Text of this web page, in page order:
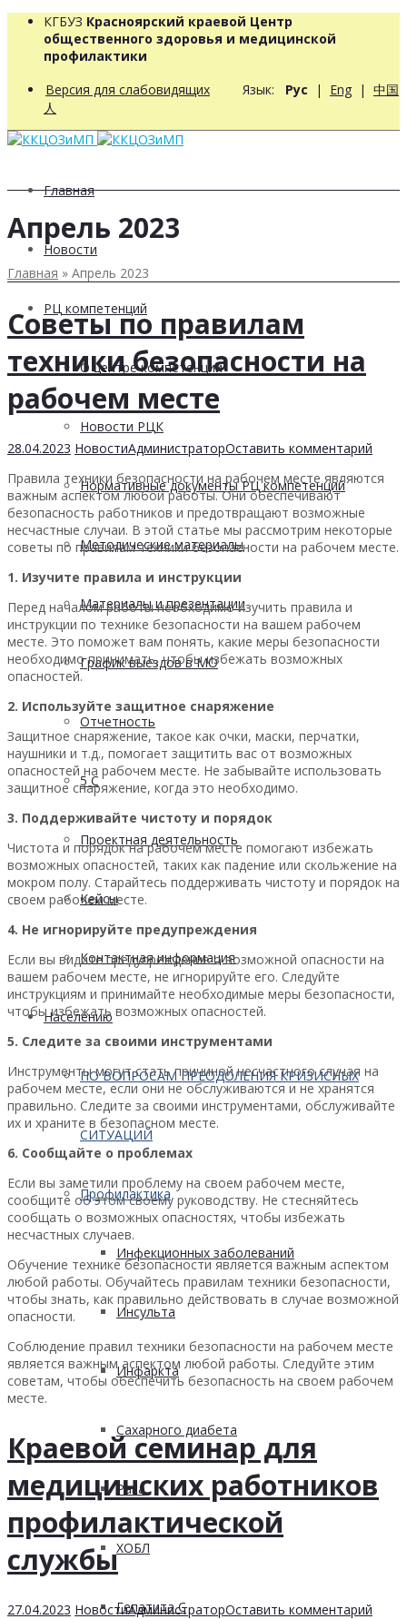
КГБУЗ Красноярский краевой Центр
общественного здоровья и медицинской
профилактики
Версия для слабовидящих Язык: Рус | Eng | 中国
人
Главная
Новости
РЦ компетенций
О центре компетенций
Новости РЦК
Нормативные документы РЦ компетенций
Методические материалы
Материалы и презентации
График выездов в МО
Отчетность
5 С
Проектная деятельность
Кейсы
Контактная информация
Населению
ПО ВОПРОСАМ ПРЕОДОЛЕНИЯ КРИЗИСНЫХ
СИТУАЦИЙ
Профилактика
Инфекционных заболеваний
Инсульта
Инфаркта
Сахарного диабета
Рака
ХОБЛ
Гепатита С
Апрель 2023
Главная » Апрель 2023
Советы по правилам
техники безопасности на
рабочем месте
28.04.2023 НовостиАдминистраторОставить комментарий
Правила техники безопасности на рабочем месте являются
важным аспектом любой работы. Они обеспечивают
безопасность работников и предотвращают возможные
несчастные случаи. В этой статье мы рассмотрим некоторые
советы по правилам техники безопасности на рабочем месте.
1. Изучите правила и инструкции
Перед началом работы необходимо изучить правила и
инструкции по технике безопасности на вашем рабочем
месте. Это поможет вам понять, какие меры безопасности
необходимо принимать, чтобы избежать возможных
опасностей.
2. Используйте защитное снаряжение
Защитное снаряжение, такое как очки, маски, перчатки,
наушники и т.д., помогает защитить вас от возможных
опасностей на рабочем месте. Не забывайте использовать
защитное снаряжение, когда это необходимо.
3. Поддерживайте чистоту и порядок
Чистота и порядок на рабочем месте помогают избежать
возможных опасностей, таких как падение или скольжение на
мокром полу. Старайтесь поддерживать чистоту и порядок на
своем рабочем месте.
4. Не игнорируйте предупреждения
Если вы видите предупреждение о возможной опасности на
вашем рабочем месте, не игнорируйте его. Следуйте
инструкциям и принимайте необходимые меры безопасности,
чтобы избежать возможных опасностей.
5. Следите за своими инструментами
Инструменты могут стать причиной несчастного случая на
рабочем месте, если они не обслуживаются и не хранятся
правильно. Следите за своими инструментами, обслуживайте
их и храните в безопасном месте.
6. Сообщайте о проблемах
Если вы заметили проблему на своем рабочем месте,
сообщите об этом своему руководству. Не стесняйтесь
сообщать о возможных опасностях, чтобы избежать
несчастных случаев.
Обучение технике безопасности является важным аспектом
любой работы. Обучайтесь правилам техники безопасности,
чтобы знать, как правильно действовать в случае возможной
опасности.
Соблюдение правил техники безопасности на рабочем месте
является важным аспектом любой работы. Следуйте этим
советам, чтобы обеспечить безопасность на своем рабочем
месте.
Краевой семинар для
медицинских работников
профилактической
службы
27.04.2023 НовостиАдминистраторОставить комментарий